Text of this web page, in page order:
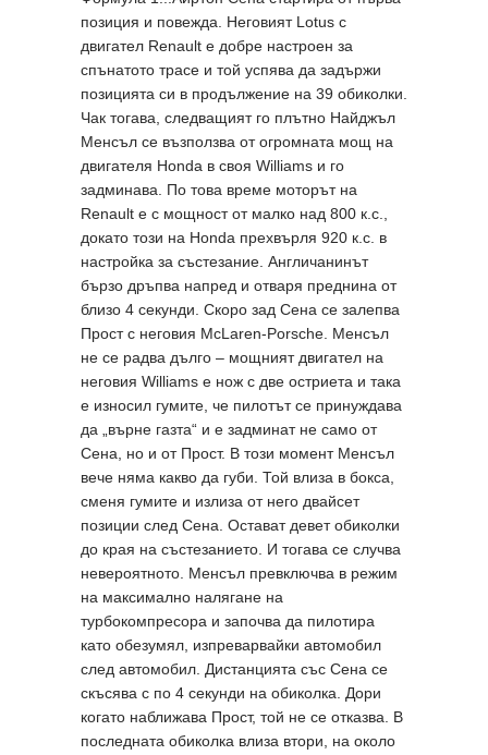
позиция и повежда. Неговият Lotus с
двигател Renault е добре настроен за
спънатото трасе и той успява да задържи
позицията си в продължение на 39 обиколки.
Чак тогава, следващият го плътно Найджъл
Менсъл се възползва от огромната мощ на
двигателя Honda в своя Williams и го
задминава. По това време моторът на
Renault е с мощност от малко над 800 к.с.,
докато този на Honda прехвърля 920 к.с. в
настройка за състезание. Англичанинът
бързо дръпва напред и отваря преднина от
близо 4 секунди. Скоро зад Сена се залепва
Прост с неговия McLaren-Porsche. Менсъл
не се радва дълго – мощният двигател на
неговия Williams е нож с две остриета и така
е износил гумите, че пилотът се принуждава
да „върне газта“ и е задминат не само от
Сена, но и от Прост. В този момент Менсъл
вече няма какво да губи. Той влиза в бокса,
сменя гумите и излиза от него двайсет
позиции след Сена. Остават девет обиколки
до края на състезанието. И тогава се случва
невероятното. Менсъл превключва в режим
на максимално налягане на
турбокомпресора и започва да пилотира
като обезумял, изпреварвайки автомобил
след автомобил. Дистанцията със Сена се
скъсява с по 4 секунди на обиколка. Дори
когато наближава Прост, той не се отказва. В
последната обиколка влиза втори, на около